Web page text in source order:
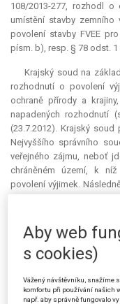
108/2013-277, rozhodl
umístění stavby
povolení stavby FVEE
písm. b), resp. § 78 odst. 1
Krajský soud na
rozhodnutí o povolení
ochraně přírody a
napadených rozhodnutí
(23.7.2012). Krajský
Nejvyššího správního
veřejného zájmu, neboť
chráněném území, k
povolení výjimek.
řízení 1), neboť v
zvláště chráněném
žaloby bez dalšího.
kterým byly shledány
výstavby a životního
Aby web
s cookies)
Vážený návštěvníku, snažíme
komfortu při používání našich
např. aby správně fungovalo